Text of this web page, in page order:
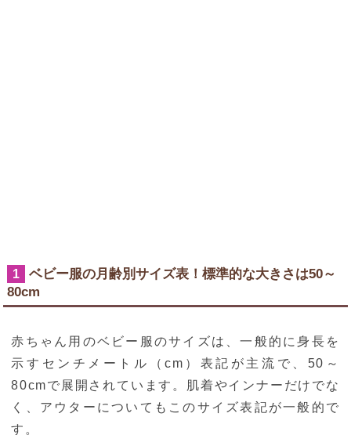
1
ベビー服の月齢別サイズ表！標準的な大きさは50～
80cm
赤ちゃん用のベビー服のサイズは、一般的に身長を
示すセンチメートル（cm）表記が主流で、50～
80cmで展開されています。肌着やインナーだけでな
く、アウターについてもこのサイズ表記が一般的で
す。